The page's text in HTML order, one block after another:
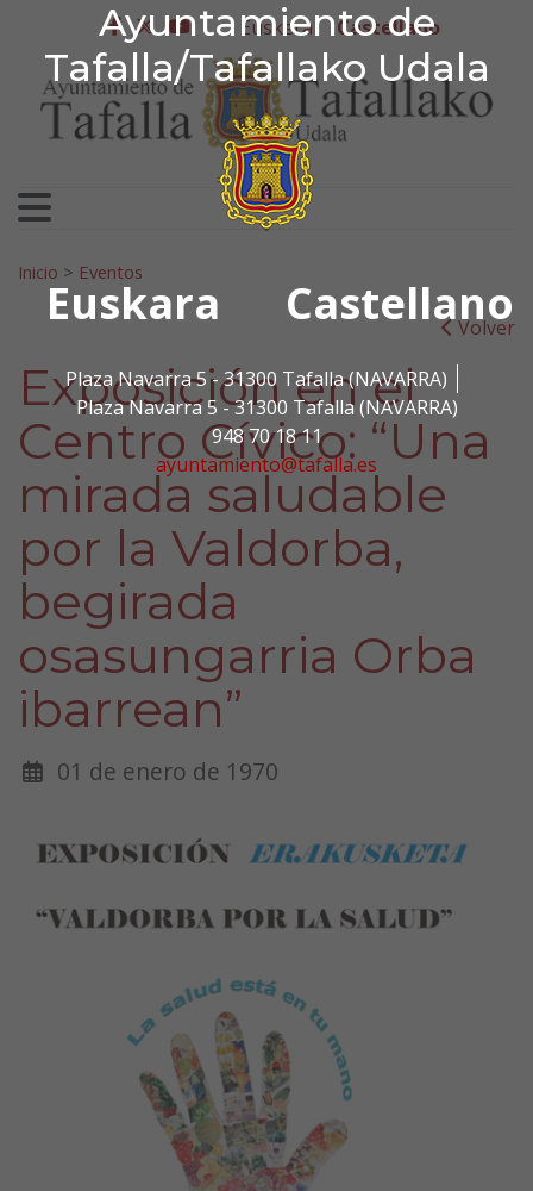
Ayuntamiento de
Tafalla/Tafallako Udala
Euskara Castellano
Plaza Navarra 5 - 31300 Tafalla (NAVARRA)
Plaza Navarra 5 - 31300 Tafalla (NAVARRA)
948 70 18 11
ayuntamiento@tafalla.es
Ir al contenido
Ayuntamiento de
facebook
twitter
youtube
Euskera Castellano
Search for:
Inicio > Eventos
Volver
Exposición en el
Centro Cívico: “Una
mirada saludable
por la Valdorba,
begirada
osasungarria Orba
ibarrean”
01 de enero de 1970